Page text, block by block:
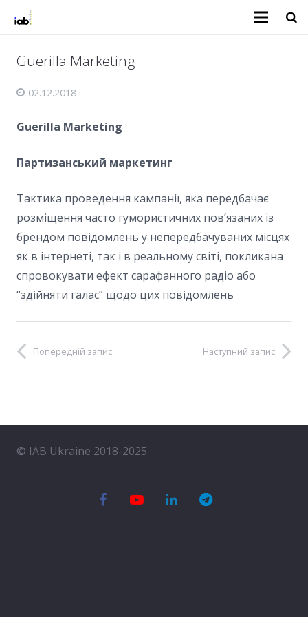
Guerilla Marketing
02.12.2018
Guerilla Marketing
Партизанський маркетинг
Тактика проведення кампанії, яка передбачає
розміщення часто гумористичних пов’язаних із
брендом повідомлень у непередбачуваних місцях
як в інтернеті, так і в реальному світі, покликана
спровокувати ефект сарафанного радіо або
“здійняти галас” щодо цих повідомлень
Попередній запис Наступний запис
© IAB Ukraine 2018-2025